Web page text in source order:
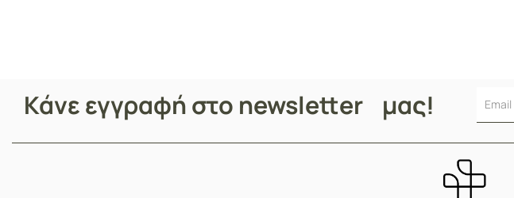
Κάνε εγγραφή στο newsletter μας!